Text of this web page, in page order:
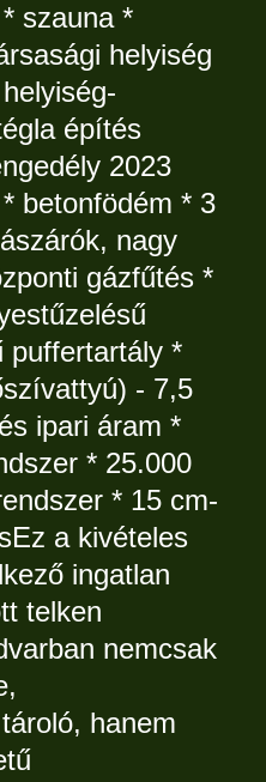
szauna *
helyiség
építés
2023
betonfödém * 3
nagy
gázfűtés *
puffertartály *
- 7,5
ipari áram *
* 25.000
* 15 cm-
a kivételes
ingatlan
telken
nemcsak
hanem